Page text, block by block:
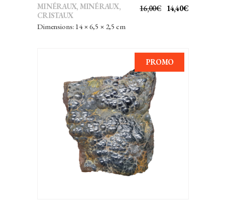
16,00€
LE
16,00€.
14,40€LE
MINÉRAUX, MINÉRAUX,
CRISTAUX
Dimensions: 14 × 6,5 × 2,5 cm
PROMO
AJOUTER AU PANIER